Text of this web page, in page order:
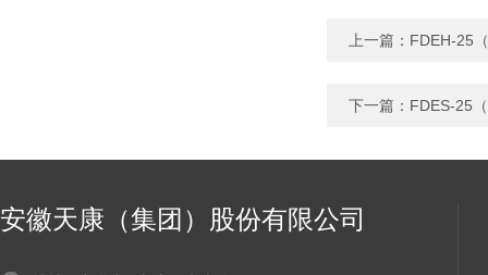
上一篇： FDEH-25
下一篇： FDES-25
安徽天康（集团）股份有限公司